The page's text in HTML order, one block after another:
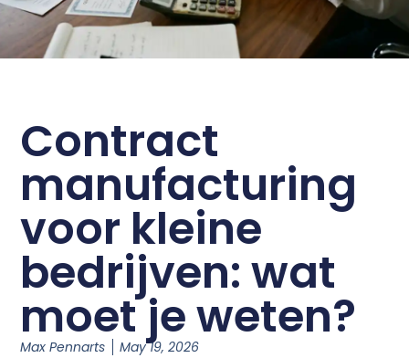
Contract
manufacturing
voor kleine
bedrijven: wat
moet je weten?
Max Pennarts May 19, 2026